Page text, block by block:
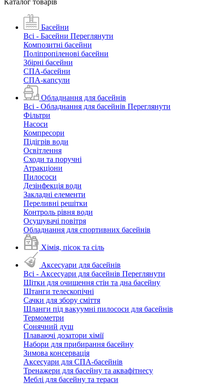
Каталог товарiв
Басейни
Всі - Басейни Переглянути
Композитні басейни
Поліпропіленові басейни
Збірні басейни
СПА-басейни
СПА-капсули
Обладнання для басейнів
Всі - Обладнання для басейнів Переглянути
Фільтри
Насоси
Компресори
Підігрів води
Освітлення
Сходи та поручні
Атракціони
Пилососи
Дезінфекція води
Закладні елементи
Переливні решітки
Контроль рівня води
Осушувачі повітря
Обладнання для спортивних басейнів
Хімія, пісок та сіль
Аксесуари для басейнів
Всі - Аксесуари для басейнів Переглянути
Щітки для очищення стін та дна басейну
Штанги телескопічні
Сачки для збору сміття
Шланги під вакуумні пилососи для басейнів
Термометри
Сонячний душ
Плаваючі дозатори хімії
Набори для прибирання басейну
Зимова консервація
Аксесуари для СПА-басейнів
Тренажери для басейну та аквафітнесу
Меблі для басейну та тераси